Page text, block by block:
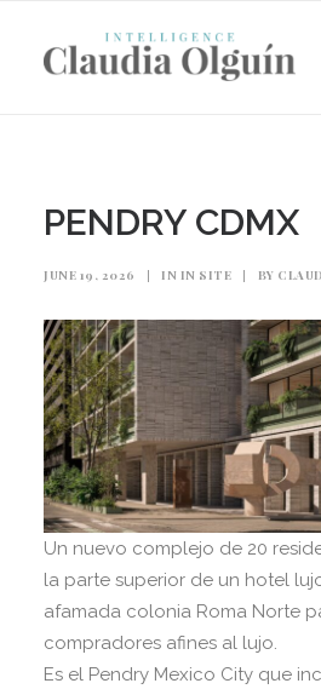
Search
PENDRY CDMX
JUNE 19, 2026 | IN IN SITE | BY
Un nuevo complejo de 20
la parte superior de un hotel
afamada colonia Roma Norte
compradores afines al lujo.
Es el Pendry Mexico City que